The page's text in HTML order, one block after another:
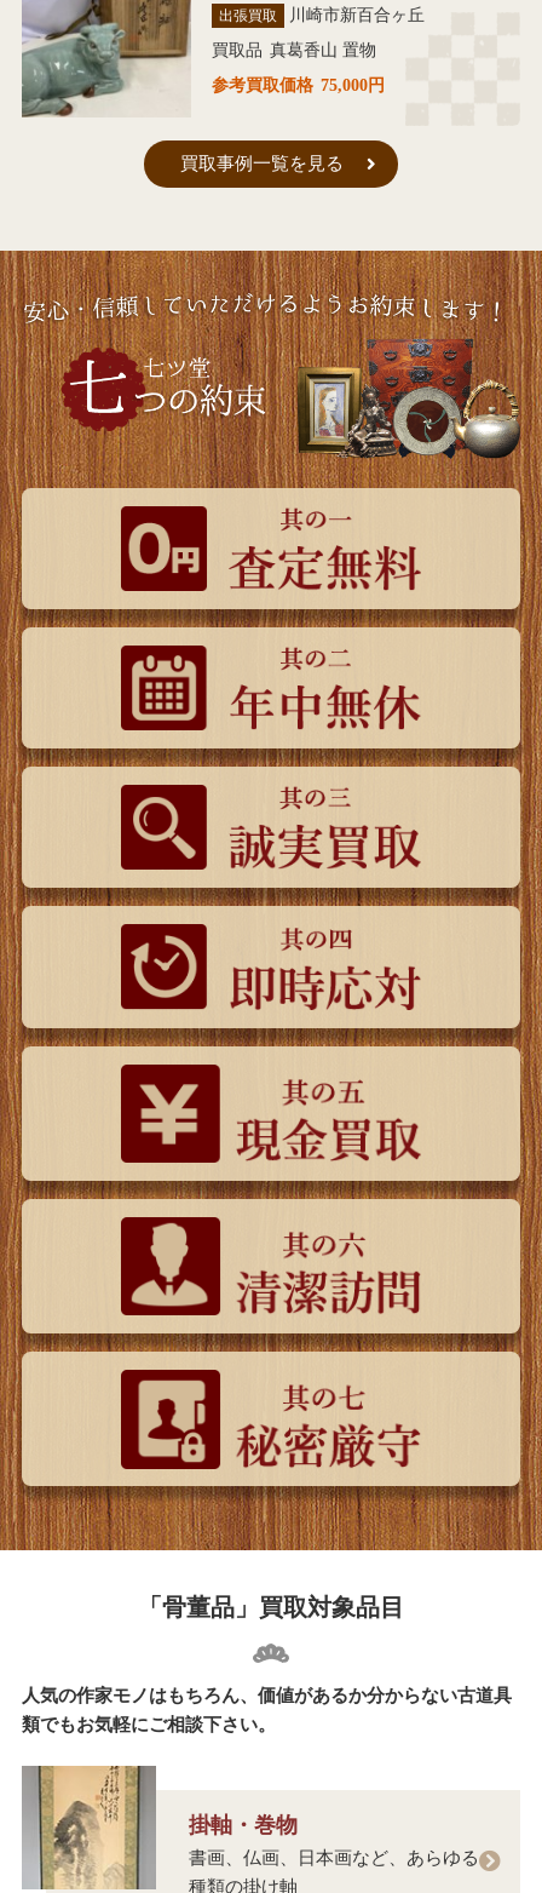
出張買取
川崎市新百合ヶ丘
買取品 真葛香山 置物
参考買取価格 75,000円
買取事例一覧を見る
「骨董品」買取対象品目
人気の作家モノはもちろん、価値があるか分からない古道具
類でもお気軽にご相談下さい。
掛軸・巻物
書画、仏画、日本画など、あらゆる
種類の掛け軸